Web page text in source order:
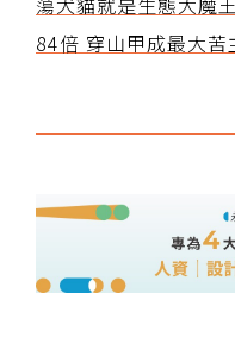
84倍 穿山甲成最大苦